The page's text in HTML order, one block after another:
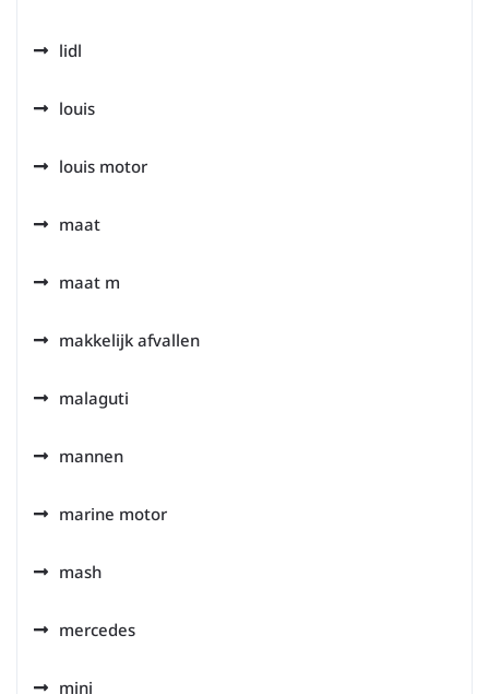
lidl
louis
louis motor
maat
maat m
makkelijk afvallen
malaguti
mannen
marine motor
mash
mercedes
mini